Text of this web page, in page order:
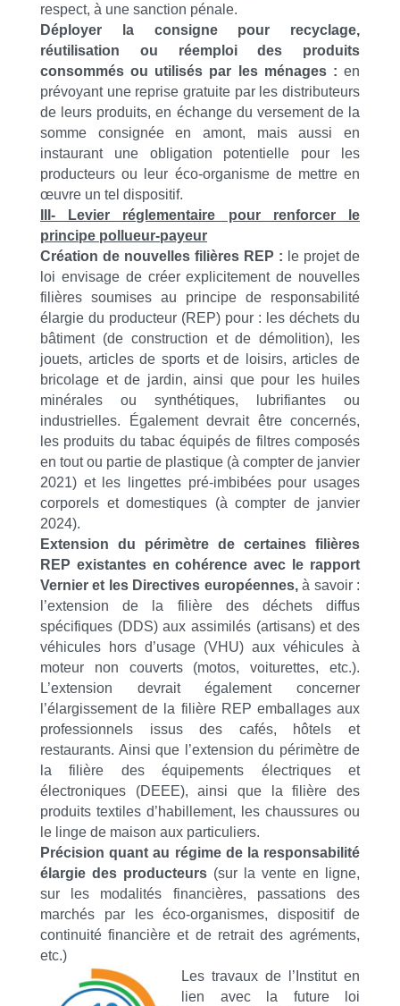
respect, à une sanction pénale.
Déployer la consigne pour recyclage,
réutilisation ou réemploi des produits
consommés ou utilisés par les ménages : en
prévoyant une reprise gratuite par les distributeurs
de leurs produits, en échange du versement de la
somme consignée en amont, mais aussi en
instaurant une obligation potentielle pour les
producteurs ou leur éco-organisme de mettre en
œuvre un tel dispositif.
III- Levier réglementaire pour renforcer le
principe pollueur-payeur
Création de nouvelles filières REP : le projet de
loi envisage de créer explicitement de nouvelles
filières soumises au principe de responsabilité
élargie du producteur (REP) pour : les déchets du
bâtiment (de construction et de démolition), les
jouets, articles de sports et de loisirs, articles de
bricolage et de jardin, ainsi que pour les huiles
minérales ou synthétiques, lubrifiantes ou
industrielles. Également devrait être concernés,
les produits du tabac équipés de filtres composés
en tout ou partie de plastique (à compter de janvier
2021) et les lingettes pré-imbibées pour usages
corporels et domestiques (à compter de janvier
2024).
Extension du périmètre de certaines filières
REP existantes en cohérence avec le rapport
Vernier et les Directives européennes,à savoir :
l’extension de la filière des déchets diffus
spécifiques (DDS) aux assimilés (artisans) et des
véhicules hors d’usage (VHU) aux véhicules à
moteur non couverts (motos, voiturettes, etc.).
L’extension devrait également concerner
l’élargissement de la filière REP emballages aux
professionnels issus des cafés, hôtels et
restaurants. Ainsi que l’extension du périmètre de
la filière des équipements électriques et
électroniques (DEEE), ainsi que la filière des
produits textiles d’habillement, les chaussures ou
le linge de maison aux particuliers.
Précision quant au régime de la responsabilité
élargie des producteurs (sur la vente en ligne,
sur les modalités financières, passations des
marchés par les éco-organismes, dispositif de
continuité financière et de retrait des agréments,
etc.)
Les travaux de l’Institut en
lien avec la future loi